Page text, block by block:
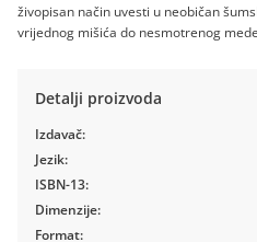
živopisan način uvesti u neobičan
vrijednog mišića do nesmotrenog
Detalji proizvoda
Izdavač:
Jezik:
ISBN-13:
Dimenzije:
Format: